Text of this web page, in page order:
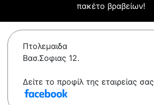
πακέτο βραβείων!
Πτολεμαιδα
Βασ.Σοφιας 12.
Δείτε το προφίλ της εταιρείας σας